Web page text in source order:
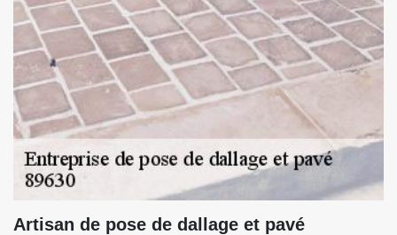
Artisan de pose de dallage et pavé